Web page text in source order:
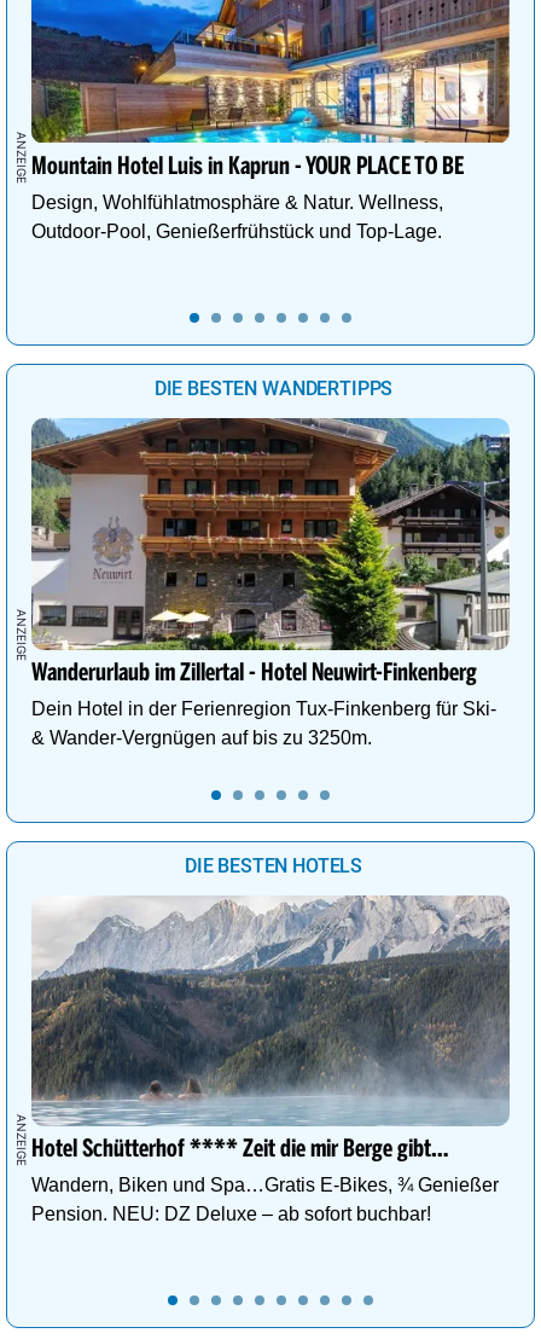
Mountain Hotel Luis in Kaprun - YOUR PLACE TO BE
Design, Wohlfühlatmosphäre & Natur. Wellness,
Outdoor-Pool, Genießerfrühstück und Top-Lage.
DIE BESTEN WANDERTIPPS
Wanderurlaub im Zillertal - Hotel Neuwirt-Finkenberg
Dein Hotel in der Ferienregion Tux-Finkenberg für Ski-
& Wander-Vergnügen auf bis zu 3250m.
DIE BESTEN HOTELS
Hotel Schütterhof **** Zeit die mir Berge gibt…
Wandern, Biken und Spa…Gratis E-Bikes, ¾ Genießer
Pension. NEU: DZ Deluxe – ab sofort buchbar!